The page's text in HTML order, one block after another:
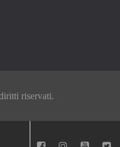
riservati.